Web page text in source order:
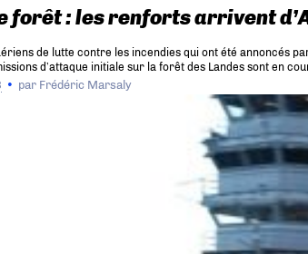
forêt : les renforts arrivent
de lutte contre les incendies qui ont été annoncés
d’attaque initiale sur la forêt des Landes sont en
par Frédéric Marsaly